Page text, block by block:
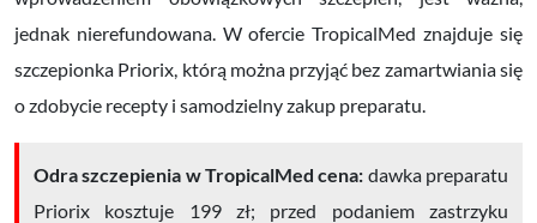
jednak nierefundowana. W ofercie TropicalMed znajduje się
szczepionka Priorix, którą można przyjąć bez zamartwiania się
o zdobycie recepty i samodzielny zakup preparatu.
Odra szczepienia w TropicalMed cena: dawka preparatu
Priorix kosztuje 199 zł; przed podaniem zastrzyku